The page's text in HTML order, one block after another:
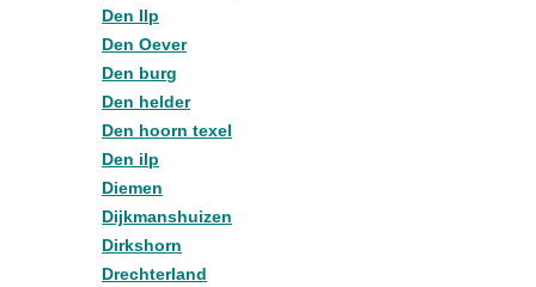
Den Ilp
Den Oever
Den burg
Den helder
Den hoorn texel
Den ilp
Diemen
Dijkmanshuizen
Dirkshorn
Drechterland